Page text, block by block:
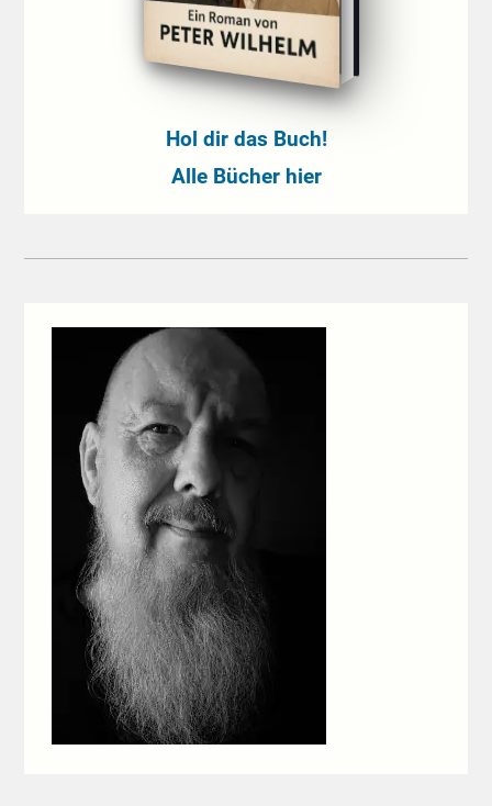
Hol dir das Buch!
Alle Bücher hier